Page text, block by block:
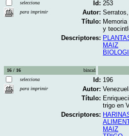
selecciona
para imprimir
Id: 253
Autor:
Título:
y
Descriptores:
MAIZ
16 / 16
binca1
selecciona
para imprimir
Id: 196
Autor:
Título:
trigo en
Descriptores:
MAIZ